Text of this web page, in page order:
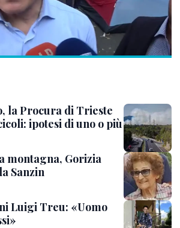
la Procura di Trieste
ipotesi di uno o più
montagna, Gorizia
Sanzin
Luigi Treu: «Uomo